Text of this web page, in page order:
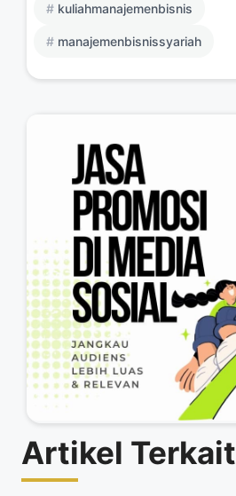
kuliahmanajemenbisnis
manajemenbisnissyariah
Artikel Terkait